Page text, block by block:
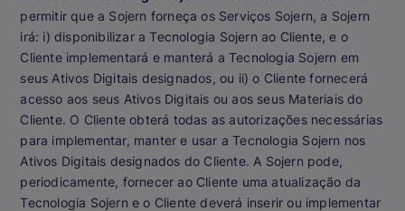
permitir que a Sojern forneça os Serviços Sojern, a Sojern
irá: i) disponibilizar a Tecnologia Sojern ao Cliente, e o
Cliente implementará e manterá a Tecnologia Sojern em
seus Ativos Digitais designados, ou ii) o Cliente fornecerá
acesso aos seus Ativos Digitais ou aos seus Materiais do
Cliente. O Cliente obterá todas as autorizações necessárias
para implementar, manter e usar a Tecnologia Sojern nos
Ativos Digitais designados do Cliente. A Sojern pode,
periodicamente, fornecer ao Cliente uma atualização da
Tecnologia Sojern e o Cliente deverá inserir ou implementar